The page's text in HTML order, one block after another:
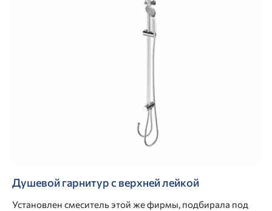
Душевой гарнитур с верхней лейкой
Установлен смеситель этой же фирмы, подбирала под